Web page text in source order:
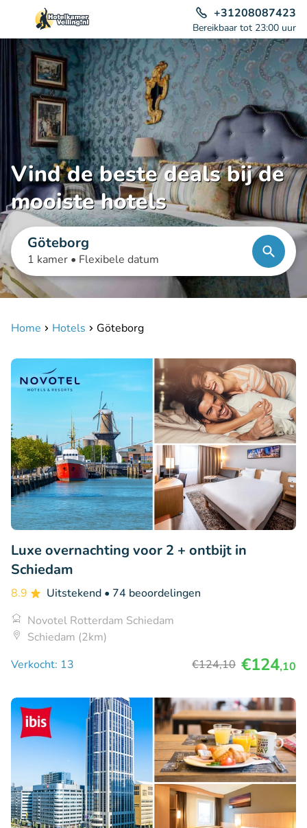
+31208087423
Bereikbaar tot 23:00 uur
Vind de beste deals bij de
mooiste hotels
Göteborg
1 kamer • Flexibele datum
Home Hotels Göteborg
Luxe overnachting voor 2 + ontbijt in
Schiedam
8.9 Uitstekend • 74 beoordelingen
Novotel Rotterdam Schiedam
Schiedam (2km)
Verkocht: 13
€124,10 €124,10